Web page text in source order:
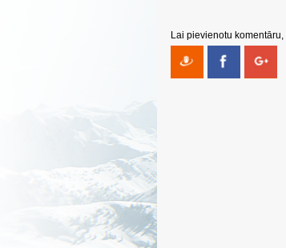
Lai pievienotu